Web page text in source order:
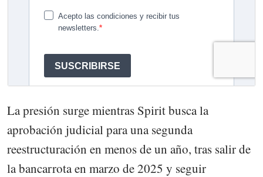
La presión surge mientras Spirit busca la
aprobación judicial para una segunda
reestructuración en menos de un año, tras salir de
la bancarrota en marzo de 2025 y seguir